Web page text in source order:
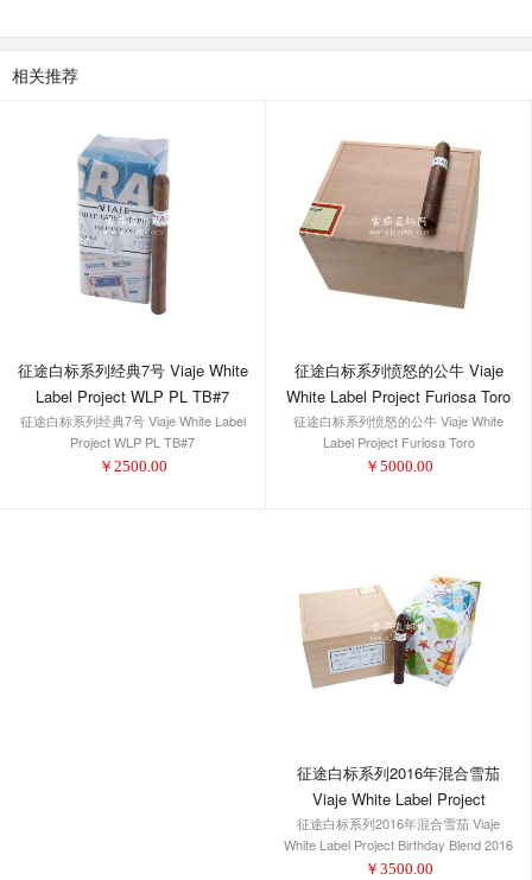
相关推荐
征途白标系列经典7号 Viaje White
Label Project WLP PL TB#7
征途白标系列经典7号 Viaje White Label
Project WLP PL TB#7
￥ 2500.00
征途白标系列愤怒的公牛 Viaje
White Label Project Furiosa Toro
征途白标系列愤怒的公牛 Viaje White
Label Project Furiosa Toro
￥ 5000.00
征途白标系列2016年混合雪茄
Viaje White Label Project
Birthday Blend 2016 Belicoso
征途白标系列2016年混合雪茄 Viaje
White Label Project Birthday Blend 2016
Belicoso
￥ 3500.00